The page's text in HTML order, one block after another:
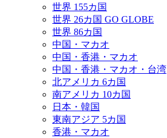
世界 155カ国
世界 26カ国 GO GLOBE
世界 86カ国
中国・マカオ
中国・香港・マカオ
中国・香港・マカオ・台湾
北アメリカ 6カ国
南アメリカ 10カ国
日本・韓国
東南アジア 5カ国
香港・マカオ